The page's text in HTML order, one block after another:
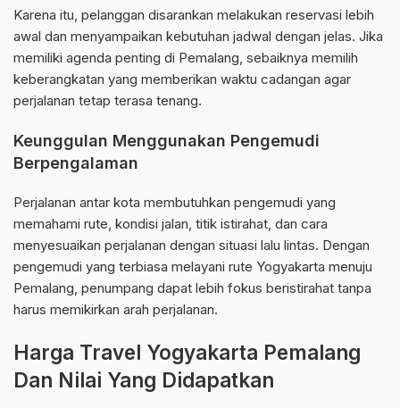
Karena itu, pelanggan disarankan melakukan reservasi lebih
awal dan menyampaikan kebutuhan jadwal dengan jelas. Jika
memiliki agenda penting di Pemalang, sebaiknya memilih
keberangkatan yang memberikan waktu cadangan agar
perjalanan tetap terasa tenang.
Keunggulan Menggunakan Pengemudi
Berpengalaman
Perjalanan antar kota membutuhkan pengemudi yang
memahami rute, kondisi jalan, titik istirahat, dan cara
menyesuaikan perjalanan dengan situasi lalu lintas. Dengan
pengemudi yang terbiasa melayani rute Yogyakarta menuju
Pemalang, penumpang dapat lebih fokus beristirahat tanpa
harus memikirkan arah perjalanan.
Harga Travel Yogyakarta Pemalang
Dan Nilai Yang Didapatkan